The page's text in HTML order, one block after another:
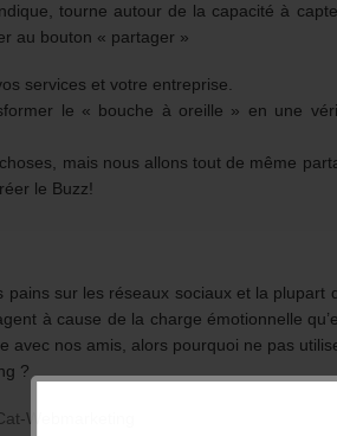
tourne autour de la capacité à
au bouton « partager »
services et votre entreprise.
le « bouche à oreille » en une
mais nous allons tout de même
le Buzz!
sur les réseaux sociaux et la plupart
à cause de la charge émotionnelle
avec nos amis, alors pourquoi ne pas
?